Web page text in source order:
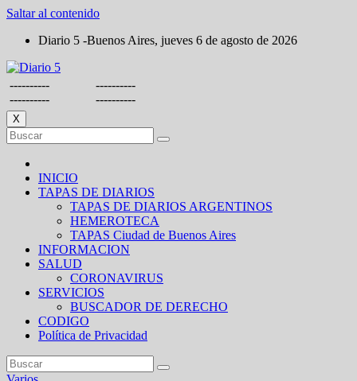
Saltar al contenido
Diario 5 -Buenos Aires, jueves 6 de agosto de 2026
----------
----------
----------
----------
X
INICIO
TAPAS DE DIARIOS
TAPAS DE DIARIOS ARGENTINOS
HEMEROTECA
TAPAS Ciudad de Buenos Aires
INFORMACION
SALUD
CORONAVIRUS
SERVICIOS
BUSCADOR DE DERECHO
CODIGO
Política de Privacidad